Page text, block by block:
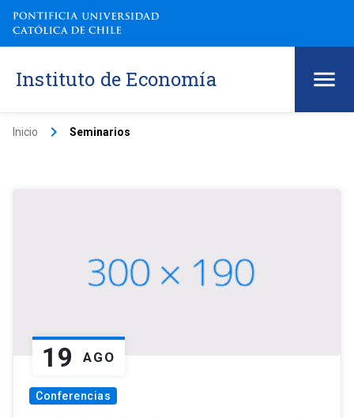
Instituto de Economía
Inicio keyboard_arrow_right Seminarios
19 AGO
Conferencias